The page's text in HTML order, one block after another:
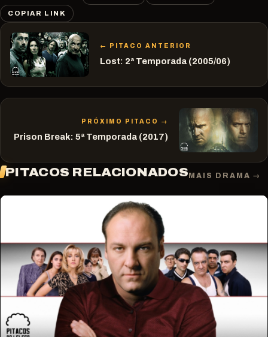
COPIAR LINK
← PITACO ANTERIOR
Lost: 2ª Temporada (2005/06)
PRÓXIMO PITACO →
Prison Break: 5ª Temporada (2017)
PITACOS RELACIONADOS MAIS DRAMA →